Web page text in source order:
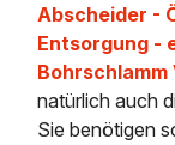
Abscheider -
Entsorgung -
natürlich auch
Sie benötigen